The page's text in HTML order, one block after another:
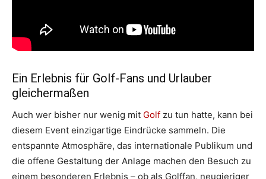
Ein Erlebnis für Golf-Fans und Urlauber
gleichermaßen
Auch wer bisher nur wenig mit Golf zu tun hatte, kann bei
diesem Event einzigartige Eindrücke sammeln. Die
entspannte Atmosphäre, das internationale Publikum und
die offene Gestaltung der Anlage machen den Besuch zu
einem besonderen Erlebnis – ob als Golffan, neugieriger